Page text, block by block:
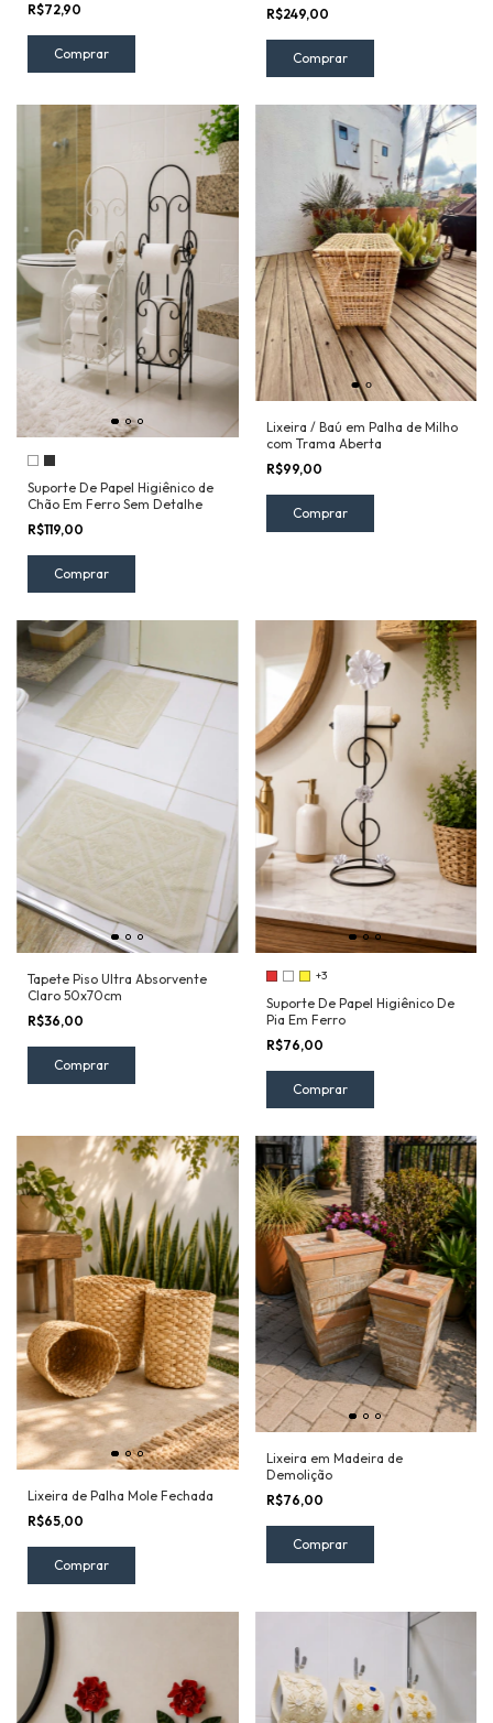
R$72,90
Comprar
R$249,00
Comprar
Suporte De Papel Higiênico de
Chão Em Ferro Sem Detalhe
R$119,00
Comprar
Lixeira / Baú em Palha de Milho
com Trama Aberta
R$99,00
Comprar
Tapete Piso Ultra Absorvente
Claro 50x70cm
R$36,00
+3
Suporte De Papel Higiênico De
Pia Em Ferro
R$76,00
Comprar
Lixeira de Palha Mole Fechada
R$65,00
Comprar
Lixeira em Madeira de
Demolição
R$76,00
Comprar